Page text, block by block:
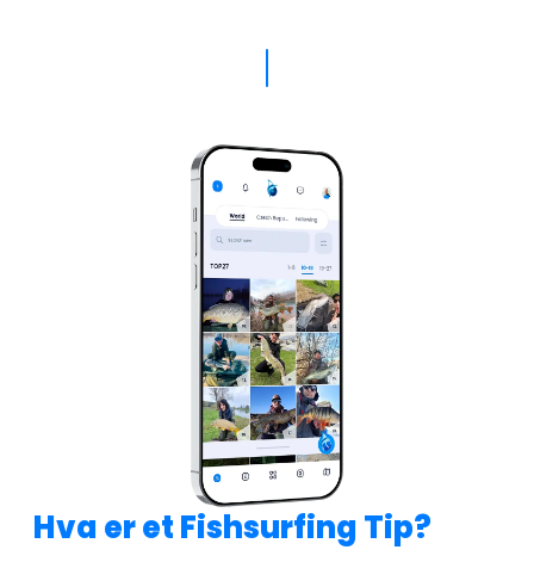
Hva er et Fishsurfing Tip?